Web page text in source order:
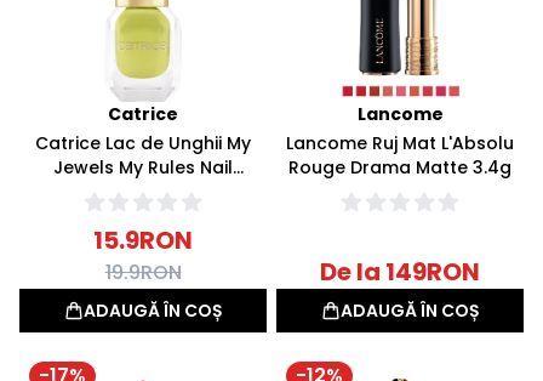
Catrice
Catrice Lac de Unghii My
Jewels My Rules Nail
Lacquer C01 Lime Divine
10.5ml
15.9RON
19.9RON
ADAUGĂ ÎN COȘ
Lancome
Lancome Ruj Mat L'Absolu
Rouge Drama Matte 3.4g
De la 149RON
ADAUGĂ ÎN COȘ